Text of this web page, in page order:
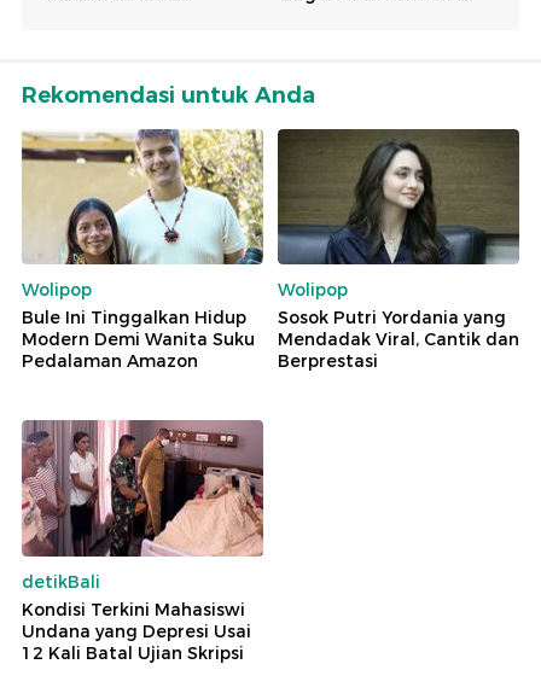
Rekomendasi untuk Anda
Wolipop
Bule Ini Tinggalkan Hidup
Modern Demi Wanita Suku
Pedalaman Amazon
Wolipop
Sosok Putri Yordania yang
Mendadak Viral, Cantik dan
Berprestasi
detikBali
Kondisi Terkini Mahasiswi
Undana yang Depresi Usai
12 Kali Batal Ujian Skripsi